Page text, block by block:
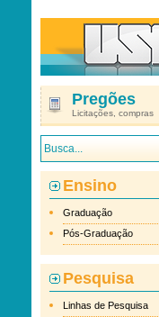
Pregões
Licitações, compras
Ensino
Graduação
Pós-Graduação
Pesquisa
Linhas de Pesquisa